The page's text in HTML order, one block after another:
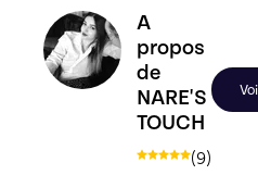
Découvrez le
A
propos
de
NARE'S
TOUCH
(9)